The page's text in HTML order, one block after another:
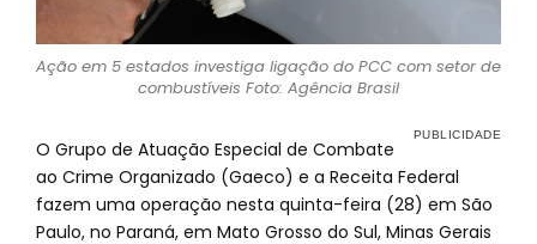
Ação em 5 estados investiga ligação do PCC com setor de
combustíveis Foto: Agência Brasil
O Grupo de Atuação Especial de Combate
ao Crime Organizado (Gaeco) e a Receita Federal
fazem uma operação nesta quinta-feira (28) em São
Paulo, no Paraná, em Mato Grosso do Sul, Minas Gerais